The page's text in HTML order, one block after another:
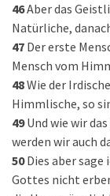
46Aber das
Natürliche,
47 Der erste
Mensch vom
48Wie der
Himmlische, so
49 Und wie wir
werden wir auch
50 Dies aber sage
Gottes nicht